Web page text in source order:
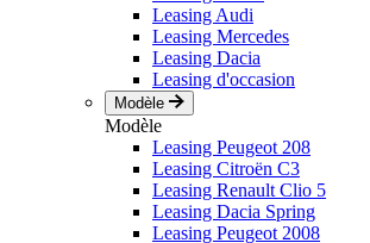
Leasing Audi
Leasing Mercedes
Leasing Dacia
Leasing d'occasion
Modèle
Modèle
Leasing Peugeot 208
Leasing Citroën C3
Leasing Renault Clio 5
Leasing Dacia Spring
Leasing Peugeot 2008